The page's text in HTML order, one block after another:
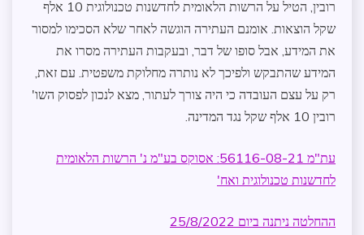
רובין, הטיל על הרשות הלאומית לחדשנות טכנולוגית 10 אלף
שקל הוצאות. אומנם העתירה הוגשה לאחר שלא הסכימו למסור
את המידע, אבל סופו של דבר, ובעקבות העתירה מסרו את
המידע שהתבקש ולפיכך לא נותרה מחלוקת משפטית. עם זאת,
רק על עצם העובדה כי היה צורך לעתור, מצא לנכון לפסוק השו'
רובין 10 אלף שקל נגד המדינה.
עת"מ 56116-08-21: אסוקס בע"מ נ' הרשות הלאומית
לחדשנות טכנולוגית ואח'
ההחלטה ניתנה ביום 25/8/2022